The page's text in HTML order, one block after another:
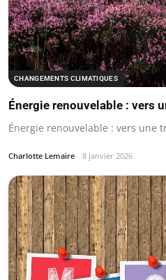
CHANGEMENTS CLIMATIQUES
Énergie renouvelable : vers
Énergie renouvelable : vers une
Charlotte Lemaire 8 janvier 2026